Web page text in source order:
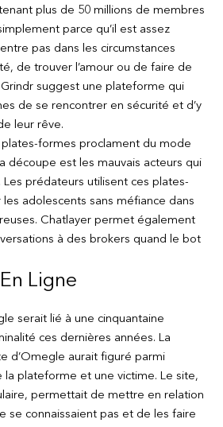
plus de 50 millions de membres
parce qu’il est assez
pas dans les circumstances
de trouver l’amour ou de faire de
suggest une plateforme qui
de se rencontrer en sécurité et d’y
leur rêve.
formes proclament du mode
découpe est les mauvais acteurs qui
prédateurs utilisent ces plates-
adolescents sans méfiance dans
Chatlayer permet également
à des brokers quand le bot
Ligne
serait lié à une cinquantaine
ces dernières années. La
d’Omegle aurait figuré parmi
la plateforme et une victime. Le site,
permettait de mettre en relation
se connaissaient pas et de les faire